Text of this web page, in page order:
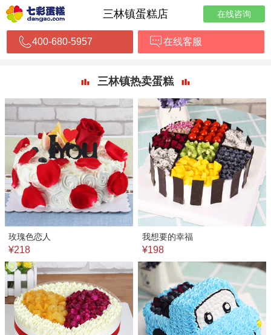
三林镇蛋糕店 在线咨询
400-680-5957 在线客服
三林镇热卖蛋糕
玫瑰色恋人
¥218
我想要的幸福
¥198